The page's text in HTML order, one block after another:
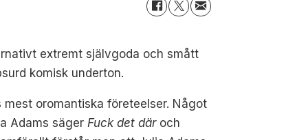
extremt självgoda och smått
komisk underton.
oromantiska företeelser. Något
Adams säger Fuck det där och